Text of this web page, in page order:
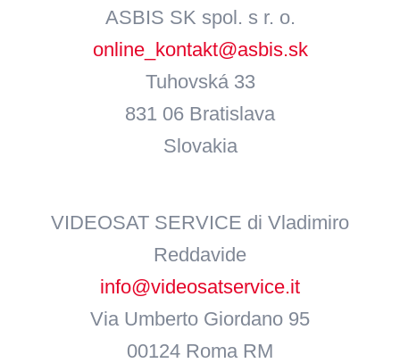
ASBIS SK spol. s r. o.
online_kontakt@asbis.sk
Tuhovská 33
831 06 Bratislava
Slovakia
VIDEOSAT SERVICE di Vladimiro
Reddavide
info@videosatservice.it
Via Umberto Giordano 95
00124 Roma RM